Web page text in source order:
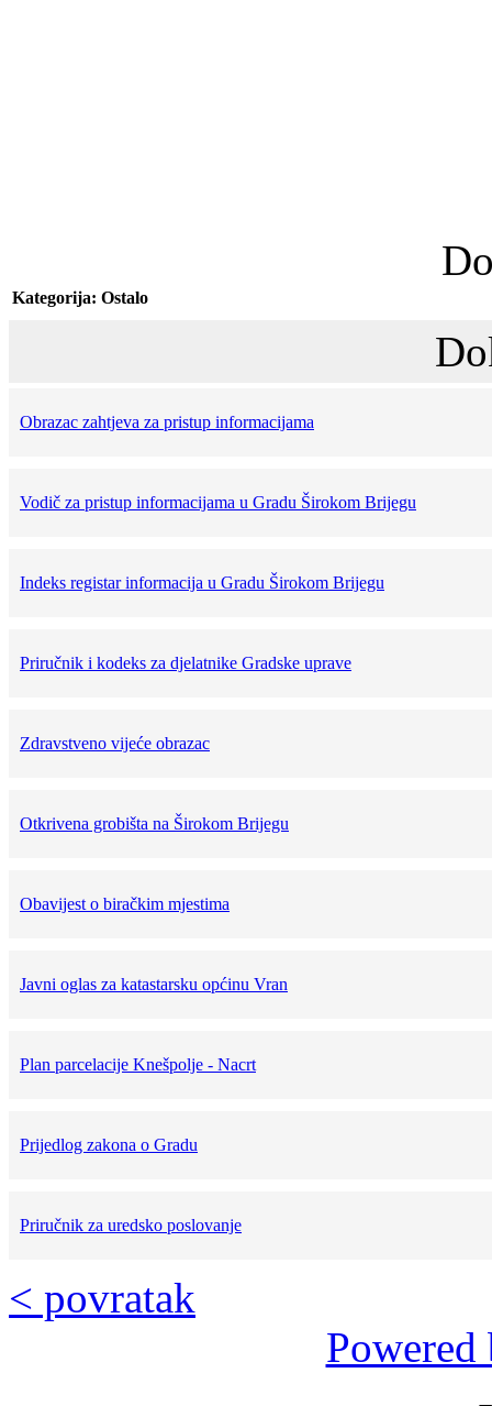
Kategorija: Ostalo
Obrazac zahtjeva za pristup informacijama
Vodič za pristup informacijama u Gradu Širokom Brijegu
Indeks registar informacija u Gradu Širokom Brijegu
Priručnik i kodeks za djelatnike Gradske uprave
Zdravstveno vijeće obrazac
Otkrivena grobišta na Širokom Brijegu
Obavijest o biračkim mjestima
Javni oglas za katastarsku općinu Vran
Plan parcelacije Knešpolje - Nacrt
Prijedlog zakona o Gradu
Priručnik za uredsko poslovanje
< povratak